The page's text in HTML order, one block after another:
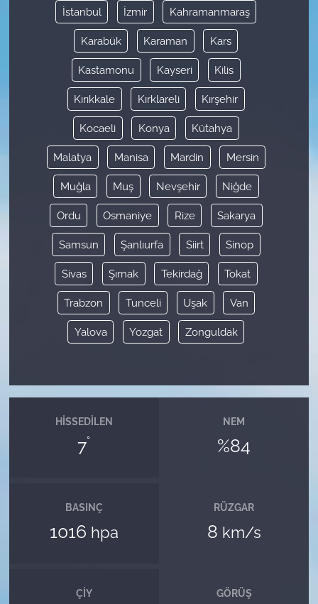
İstanbul İzmir Kahramanmaraş
Karabük Karaman Kars
Kastamonu Kayseri Kilis
Kırıkkale Kırklareli Kırşehir
Kocaeli Konya Kütahya
Malatya Manisa Mardin Mersin
Muğla Muş Nevşehir Niğde
Ordu Osmaniye Rize Sakarya
Samsun Şanlıurfa Siirt Sinop
Sivas Şırnak Tekirdağ Tokat
Trabzon Tunceli Uşak Van
Yalova Yozgat Zonguldak
HISSEDILEN
7°
NEM
%84
BASINÇ
1016 hpa
RÜZGAR
8 km/s
ÇIY GÖRÜŞ